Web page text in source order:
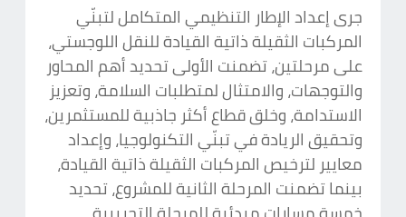
جرى إعداد الإطار التنظيمي المتكامل لتبنّي
المركبات الثقيلة ذاتية القيادة للنقل اللوجستي،
على مرحلتين، تضمنت الأولى تحديد أهم المحاور
والتوجهات، والامتثال لمتطلبات السلامة، وتعزيز
الاستدامة، وخلق قطاع أكثر جاذبية للمستثمرين،
وتحقيق الريادة في تبنّي التكنولوجيا، وإعداد
معايير لترخيص المركبات الثقيلة ذاتية القيادة،
بينما تضمنت المرحلة الثانية للمشروع، تحديد